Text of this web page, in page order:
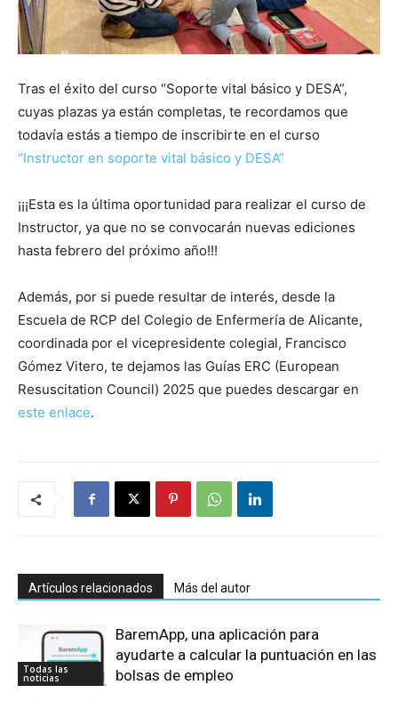
Tras el éxito del curso “Soporte vital básico y DESA”,
cuyas plazas ya están completas, te recordamos que
todavía estás a tiempo de inscribirte en el curso
“Instructor en soporte vital básico y DESA”
¡¡¡Esta es la última oportunidad para realizar el curso de
Instructor, ya que no se convocarán nuevas ediciones
hasta febrero del próximo año!!!
Además, por si puede resultar de interés, desde la
Escuela de RCP del Colegio de Enfermería de Alicante,
coordinada por el vicepresidente colegial, Francisco
Gómez Vitero, te dejamos las Guías ERC (European
Resuscitation Council) 2025 que puedes descargar en
este enlace.
Artículos relacionados Más del autor
Todas las
noticias
BaremApp, una aplicación para
ayudarte a calcular la puntuación en las
bolsas de empleo